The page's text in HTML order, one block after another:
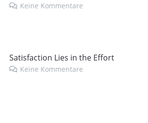
Keine Kommentare
Satisfaction Lies in the Effort
Keine Kommentare